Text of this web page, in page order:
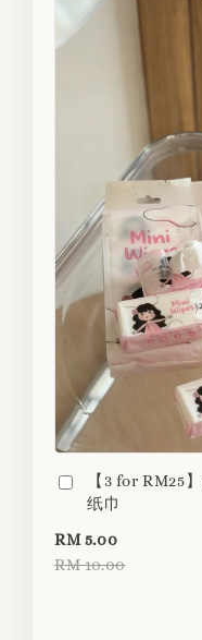
【3 for RM25
纸巾
RM 5.00
RM 10.00